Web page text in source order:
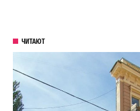
ЧИТАЮТ